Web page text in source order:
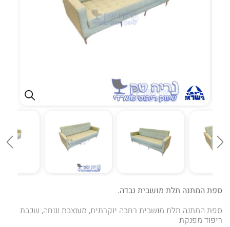
ספת המתנה תלת מושבית נבדה.
ספת המתנה תלת מושבית רחבה יוקרתית, מעוצבת ונוחה, שכבת
ריפוד מפנקת